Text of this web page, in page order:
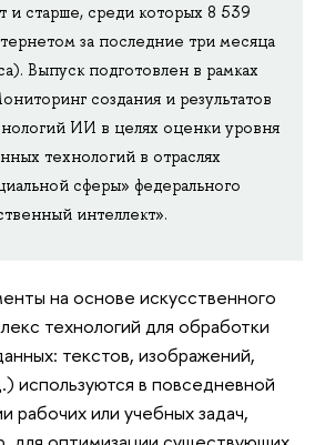
и старше, среди которых 8 539
за последние три месяца
Выпуск подготовлен в рамках
создания и результатов
ИИ в целях оценки уровня
технологий в отраслях
сферы» федерального
интеллект».
на основе искусственного
технологий для обработки
текстов, изображений,
используются в повседневной
рабочих или учебных задач,